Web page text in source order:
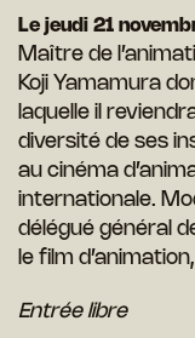
Le jeudi 21
Maître de
Koji Yamamura
laquelle il
diversité de ses
au cinéma
internationale.
délégué général
le film
Entrée libre